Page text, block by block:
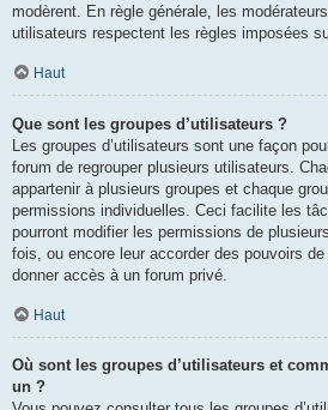
modèrent. En règle générale, les
utilisateurs respectent les règles imposées
Haut
Que sont les groupes d’utilisateurs ?
Les groupes d’utilisateurs sont une façon
forum de regrouper plusieurs utilisateurs.
appartenir à plusieurs groupes et chaque
permissions individuelles. Ceci facilite les
pourront modifier les permissions de
fois, ou encore leur accorder des pouvoirs
donner accès à un forum privé.
Haut
Où sont les groupes d’utilisateurs et
un ?